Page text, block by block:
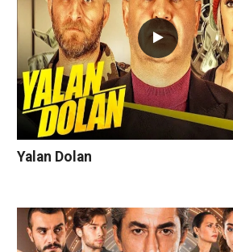
Yalan Dolan